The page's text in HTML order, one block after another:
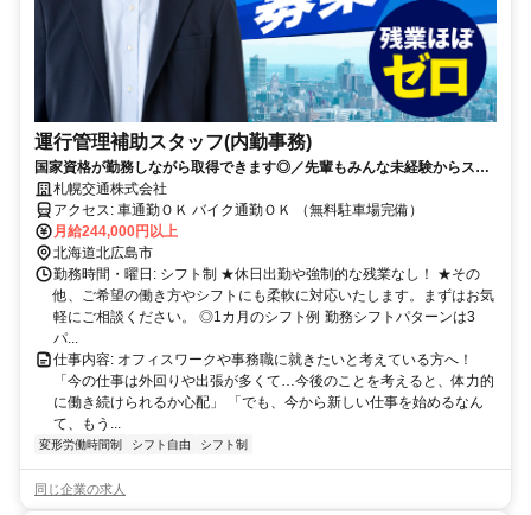
運行管理補助スタッフ(内勤事務)
国家資格が勤務しながら取得できます◎／先輩もみんな未経験からスタ
ート！
札幌交通株式会社
アクセス: 車通勤ＯＫ バイク通勤ＯＫ （無料駐車場完備）
月給244,000円以上
北海道北広島市
勤務時間・曜日: シフト制 ★休日出勤や強制的な残業なし！ ★その
他、ご希望の働き方やシフトにも柔軟に対応いたします。まずはお気
軽にご相談ください。 ◎1カ月のシフト例 勤務シフトパターンは3
パ...
仕事内容: オフィスワークや事務職に就きたいと考えている方へ！
「今の仕事は外回りや出張が多くて…今後のことを考えると、体力的
に働き続けられるか心配」 「でも、今から新しい仕事を始めるなん
て、もう...
変形労働時間制 シフト自由 シフト制
同じ企業の求人